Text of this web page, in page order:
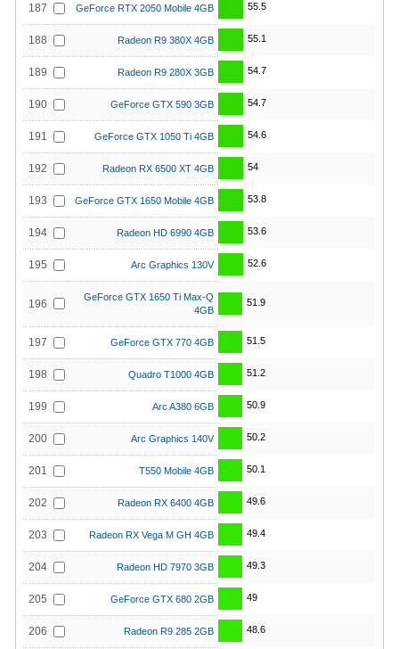
187 GeForce RTX 2050 Mobile 4GB 55.5
188 Radeon R9 380X 4GB 55.1
189 Radeon R9 280X 3GB 54.7
190 GeForce GTX 590 3GB 54.7
191 GeForce GTX 1050 Ti 4GB 54.6
192 Radeon RX 6500 XT 4GB 54
193 GeForce GTX 1650 Mobile 4GB 53.8
194 Radeon HD 6990 4GB 53.6
195 Arc Graphics 130V 52.6
196
GeForce GTX 1650 Ti Max-Q
4GB
51.9
197 GeForce GTX 770 4GB 51.5
198 Quadro T1000 4GB 51.2
199 Arc A380 6GB 50.9
200 Arc Graphics 140V 50.2
201 T550 Mobile 4GB 50.1
202 Radeon RX 6400 4GB 49.6
203 Radeon RX Vega M GH 4GB 49.4
204 Radeon HD 7970 3GB 49.3
205 GeForce GTX 680 2GB 49
206 Radeon R9 285 2GB 48.6